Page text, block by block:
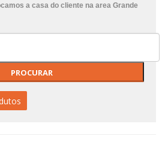
a casa do cliente na area Grande